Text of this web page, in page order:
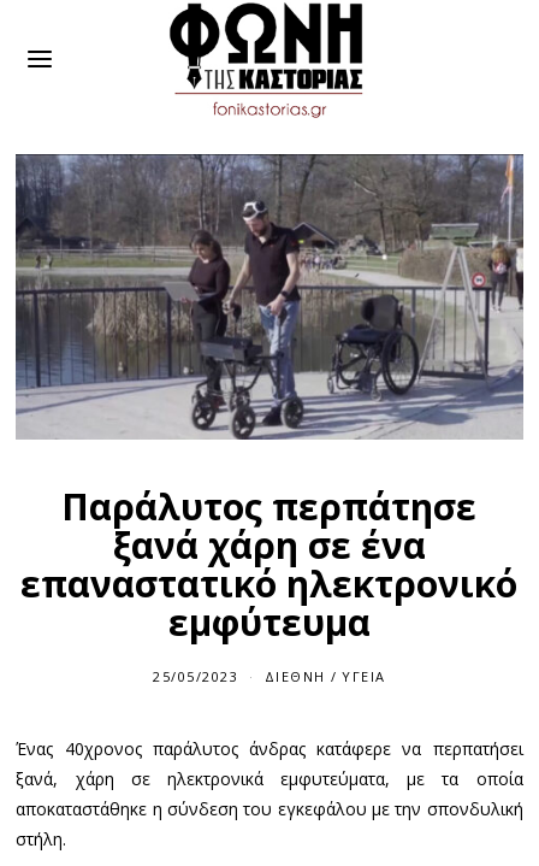
Παράλυτος περπάτησε
ξανά χάρη σε ένα
επαναστατικό ηλεκτρονικό
εμφύτευμα
25/05/2023 ΔΙΕΘΝΉ / ΥΓΕΊΑ
Ένας 40χρονος παράλυτος άνδρας κατάφερε να περπατήσει
ξανά, χάρη σε ηλεκτρονικά εμφυτεύματα, με τα οποία
αποκαταστάθηκε η σύνδεση του εγκεφάλου με την σπονδυλική
στήλη.